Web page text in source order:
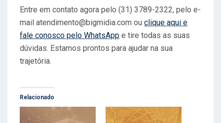
Entre em contato agora pelo (31) 3789-2322, pelo e-
mail atendimento@bigmidia.com ou clique aqui e
fale conosco pelo WhatsApp e tire todas as suas
dúvidas. Estamos prontos para ajudar na sua
trajetória.
Relacionado